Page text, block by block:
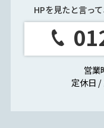
HPを見たと言っ
営業
定休日 /